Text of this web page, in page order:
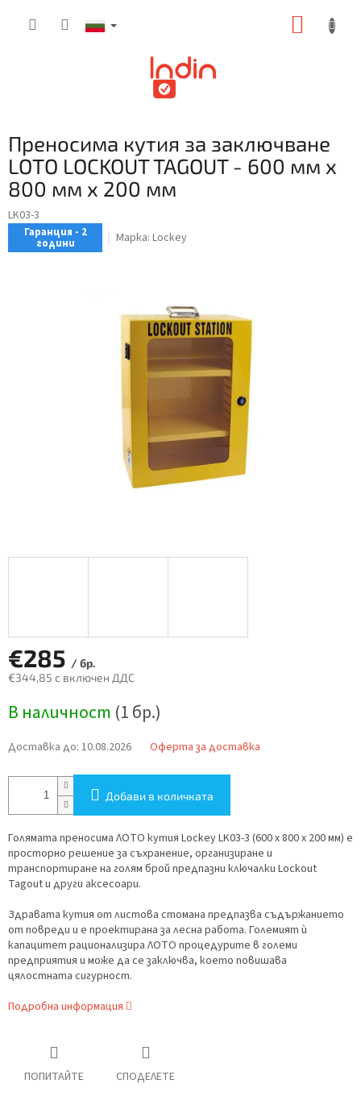
Преносима кутия за заключване
LOTO LOCKOUT TAGOUT - 600 мм x
800 мм x 200 мм
LK03-3
Гаранция - 2
години Марка: Lockey
€285 / бр.
€344,85 с включен ДДС
на
В наличност (1 бр.)
Доставка до: 10.08.2026 Оферта за доставка
Добави в количката
Голямата преносима ЛОТО кутия Lockey LK03-3 (600 x 800 x 200 мм) е
просторно решение за съхранение, организиране и
транспортиране на голям брой предпазни ключалки Lockout
Tagout и други аксесоари.
Здравата кутия от листова стомана предпазва съдържанието
от повреди и е проектирана за лесна работа. Големият ѝ
капацитет рационализира ЛОТО процедурите в големи
предприятия и може да се заключва, което повишава
цялостната сигурност.
Подробна информация
ПОПИТАЙТЕ СПОДЕЛЕТЕ